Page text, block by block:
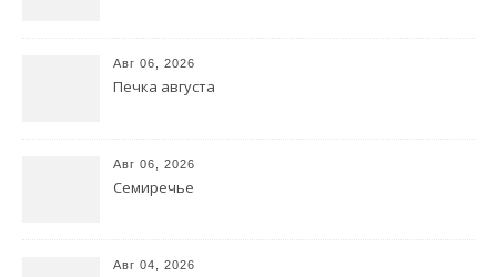
Авг 06, 2026
Печка августа
Авг 06, 2026
Семиречье
Авг 04, 2026